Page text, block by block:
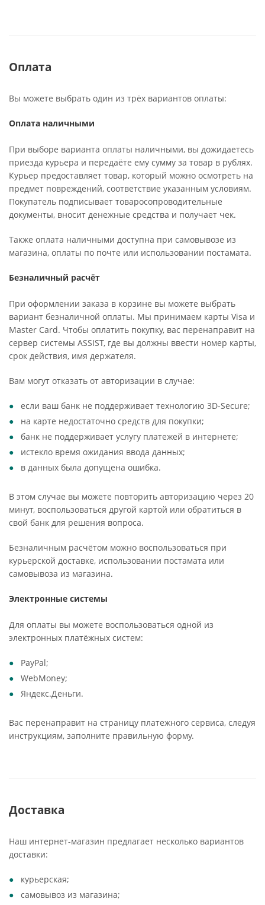
Оплата
Вы можете выбрать один из трёх вариантов оплаты:
Оплата наличными
При выборе варианта оплаты наличными, вы дожидаетесь
приезда курьера и передаёте ему сумму за товар в рублях.
Курьер предоставляет товар, который можно осмотреть на
предмет повреждений, соответствие указанным условиям.
Покупатель подписывает товаросопроводительные
документы, вносит денежные средства и получает чек.
Также оплата наличными доступна при самовывозе из
магазина, оплаты по почте или использовании постамата.
Безналичный расчёт
При оформлении заказа в корзине вы можете выбрать
вариант безналичной оплаты. Мы принимаем карты Visa и
Master Card. Чтобы оплатить покупку, вас перенаправит на
сервер системы ASSIST, где вы должны ввести номер карты,
срок действия, имя держателя.
Вам могут отказать от авторизации в случае:
если ваш банк не поддерживает технологию 3D-Secure;
на карте недостаточно средств для покупки;
банк не поддерживает услугу платежей в интернете;
истекло время ожидания ввода данных;
в данных была допущена ошибка.
В этом случае вы можете повторить авторизацию через 20
минут, воспользоваться другой картой или обратиться в
свой банк для решения вопроса.
Безналичным расчётом можно воспользоваться при
курьерской доставке, использовании постамата или
самовывоза из магазина.
Электронные системы
Для оплаты вы можете воспользоваться одной из
электронных платёжных систем:
PayPal;
WebMoney;
Яндекс.Деньги.
Вас перенаправит на страницу платежного сервиса, следуя
инструкциям, заполните правильную форму.
Доставка
Наш интернет-магазин предлагает несколько вариантов
доставки:
курьерская;
самовывоз из магазина;